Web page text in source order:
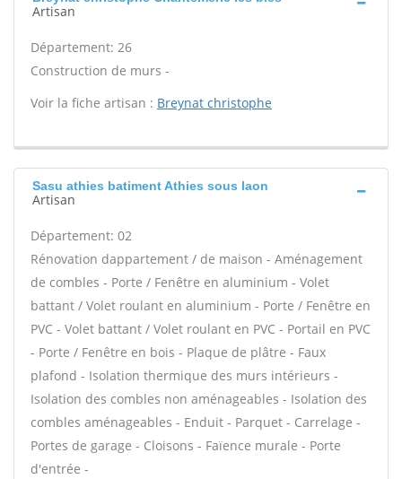
Artisan
Département: 26
Construction de murs -
Voir la fiche artisan : Breynat christophe
Sasu athies batiment Athies sous laon
Artisan
Département: 02
Rénovation dappartement / de maison - Aménagement
de combles - Porte / Fenêtre en aluminium - Volet
battant / Volet roulant en aluminium - Porte / Fenêtre en
PVC - Volet battant / Volet roulant en PVC - Portail en PVC
- Porte / Fenêtre en bois - Plaque de plâtre - Faux
plafond - Isolation thermique des murs intérieurs -
Isolation des combles non aménageables - Isolation des
combles aménageables - Enduit - Parquet - Carrelage -
Portes de garage - Cloisons - Faïence murale - Porte
d'entrée -